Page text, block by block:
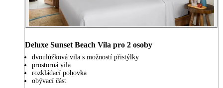
Deluxe Sunset Beach Vila pro 2 osoby
dvoulůžková vila s možností přistýlky
prostorná vila
rozkládací pohovka
obývací část